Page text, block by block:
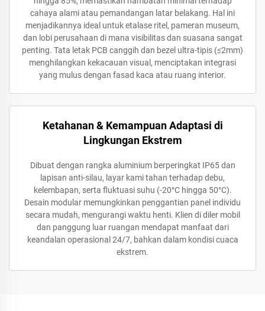
cahaya alami atau pemandangan latar belakang. Hal ini
menjadikannya ideal untuk etalase ritel, pameran museum,
dan lobi perusahaan di mana visibilitas dan suasana sangat
penting. Tata letak PCB canggih dan bezel ultra-tipis (≤2mm)
menghilangkan kekacauan visual, menciptakan integrasi
yang mulus dengan fasad kaca atau ruang interior.
Ketahanan & Kemampuan Adaptasi di
Lingkungan Ekstrem
Dibuat dengan rangka aluminium berperingkat IP65 dan
lapisan anti-silau, layar kami tahan terhadap debu,
kelembapan, serta fluktuasi suhu (-20°C hingga 50°C).
Desain modular memungkinkan penggantian panel individu
secara mudah, mengurangi waktu henti. Klien di diler mobil
dan panggung luar ruangan mendapat manfaat dari
keandalan operasional 24/7, bahkan dalam kondisi cuaca
ekstrem.